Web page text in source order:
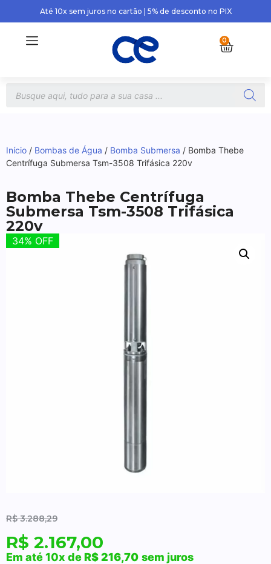
Até 10x sem juros no cartão | 5% de desconto no PIX
0
Início / Bombas de Água / Bomba Submersa / Bomba Thebe
Centrífuga Submersa Tsm-3508 Trifásica 220v
Bomba Thebe Centrífuga
Submersa Tsm-3508 Trifásica
220v
34% OFF
R$3.288,29
R$ 2.167,00
Em até 10x deR$216,70 sem juros